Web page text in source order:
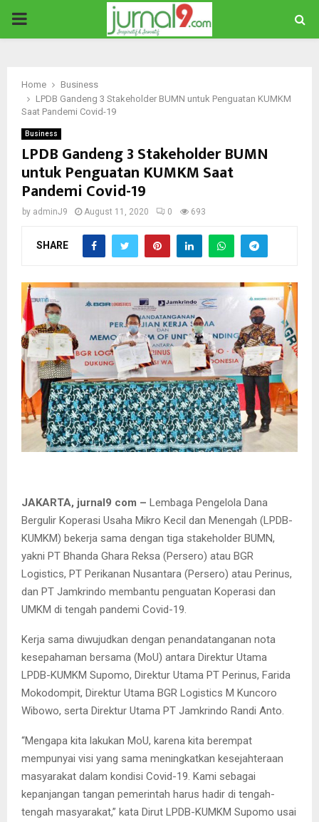
PRIMARY
Home
Business
LPDB Gandeng 3 Stakeholder BUMN untuk Penguatan KUMKM
Saat Pandemi Covid-19
Business
LPDB Gandeng 3 Stakeholder BUMN
untuk Penguatan KUMKM Saat
Pandemi Covid-19
by adminJ9 August 11, 2020 0 693
SHARE
JAKARTA, jurnal9 com – Lembaga Pengelola Dana
Bergulir Koperasi Usaha Mikro Kecil dan Menengah (LPDB-
KUMKM) bekerja sama dengan tiga stakeholder BUMN,
yakni PT Bhanda Ghara Reksa (Persero) atau BGR
Logistics, PT Perikanan Nusantara (Persero) atau Perinus,
dan PT Jamkrindo membantu penguatan Koperasi dan
UMKM di tengah pandemi Covid-19.
Kerja sama diwujudkan dengan penandatanganan nota
kesepahaman bersama (MoU) antara Direktur Utama
LPDB-KUMKM Supomo, Direktur Utama PT Perinus, Farida
Mokodompit, Direktur Utama BGR Logistics M Kuncoro
Wibowo, serta Direktur Utama PT Jamkrindo Randi Anto.
“Mengapa kita lakukan MoU, karena kita berempat
mempunyai visi yang sama meningkatkan kesejahteraan
masyarakat dalam kondisi Covid-19. Kami sebagai
kepanjangan tangan pemerintah harus hadir di tengah-
tengah masyarakat,” kata Dirut LPDB-KUMKM Supomo usai